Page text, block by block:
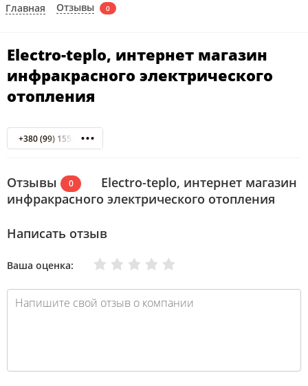
Главная Отзывы 0
Electro-teplo, интернет магазин
инфракрасного электрического
отопления
+380 (99) 155-00-25
Отзывы 0
Electro-teplo, интернет магазин
инфракрасного электрического отопления
Написать отзыв
Ваша оценка: Отлично
Хорошо
Нормально
Плохо
Очень плохо